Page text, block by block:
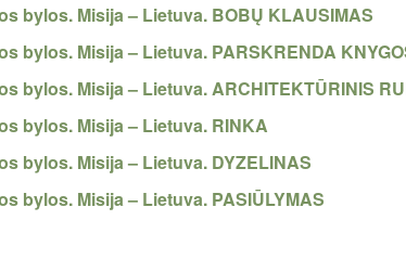
bylos. Misija – Lietuva. BOBŲ KLAUSIMAS
bylos. Misija – Lietuva. PARSKRENDA
bylos. Misija – Lietuva. ARCHITEKTŪRINIS
bylos. Misija – Lietuva. RINKA
bylos. Misija – Lietuva. DYZELINAS
bylos. Misija – Lietuva. PASIŪLYMAS